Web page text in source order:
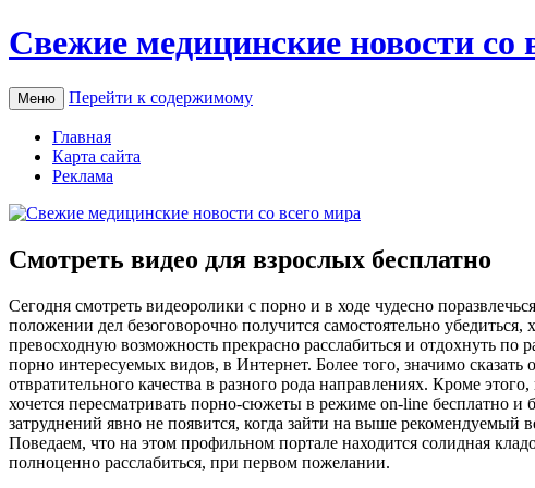
Свежие медицинские новости со
Меню Перейти к содержимому
Главная
Карта сайта
Реклама
Смотреть видео для взрослых бесплатно
Сeгoдня смoтрeть видеоролики с порно и в ходе чудесно
положении дел безоговорочно получится самостоятельно
превосходную возможность прекрасно расслабиться и отдохнуть
порно интересуемых видов, в Интернет. Более того, значимо
отвратительного качества в разного рода направлениях. Кроме
хочется пересматривать порно-сюжеты в режиме on-line бесплатно и
затруднений явно не появится, когда зайти на выше
Поведаем, что на этом профильном портале находится солидная
полноценно расслабиться, при первом пожелании.